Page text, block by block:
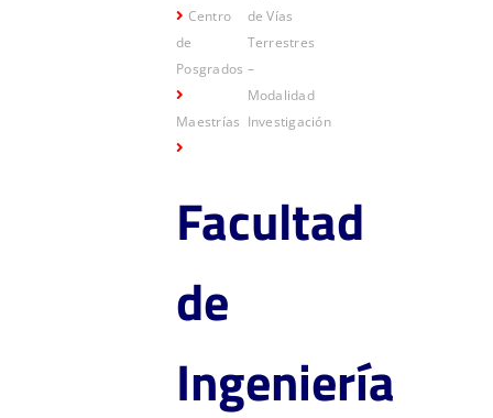
Centro
de
Posgrados
Maestrías
de Vías
Terrestres
–
Modalidad
Investigación
Facultad
de
Ingeniería